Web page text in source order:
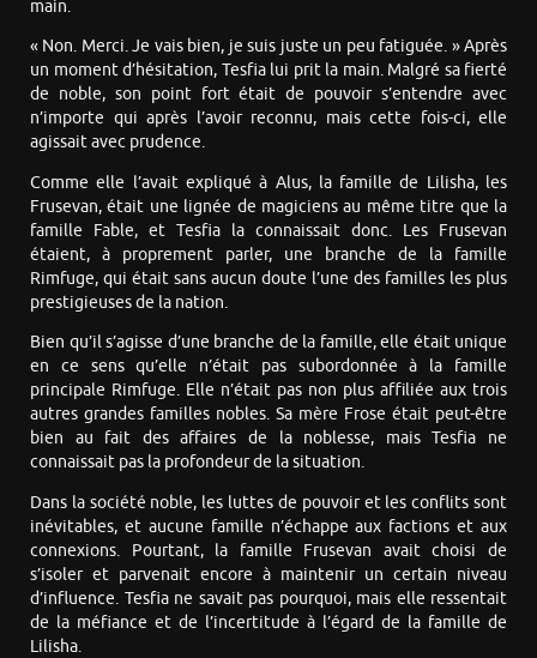
main.
« Non. Merci. Je vais bien, je suis juste un peu fatiguée. » Après
un moment d’hésitation, Tesfia lui prit la main. Malgré sa fierté
de noble, son point fort était de pouvoir s’entendre avec
n’importe qui après l’avoir reconnu, mais cette fois-ci, elle
agissait avec prudence.
Comme elle l’avait expliqué à Alus, la famille de Lilisha, les
Frusevan, était une lignée de magiciens au même titre que la
famille Fable, et Tesfia la connaissait donc. Les Frusevan
étaient, à proprement parler, une branche de la famille
Rimfuge, qui était sans aucun doute l’une des familles les plus
prestigieuses de la nation.
Bien qu’il s’agisse d’une branche de la famille, elle était unique
en ce sens qu’elle n’était pas subordonnée à la famille
principale Rimfuge. Elle n’était pas non plus affiliée aux trois
autres grandes familles nobles. Sa mère Frose était peut-être
bien au fait des affaires de la noblesse, mais Tesfia ne
connaissait pas la profondeur de la situation.
Dans la société noble, les luttes de pouvoir et les conflits sont
inévitables, et aucune famille n’échappe aux factions et aux
connexions. Pourtant, la famille Frusevan avait choisi de
s’isoler et parvenait encore à maintenir un certain niveau
d’influence. Tesfia ne savait pas pourquoi, mais elle ressentait
de la méfiance et de l’incertitude à l’égard de la famille de
Lilisha.